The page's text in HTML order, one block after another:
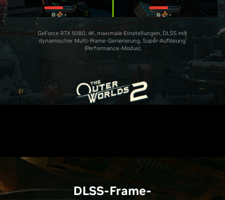
GeForce RTX 5080, 4K, maximale Einstellungen, DLSS mit
dynamischer Multi-Frame-Generierung, Super-Auflösung
(Performance-Modus)
DLSS-Frame-